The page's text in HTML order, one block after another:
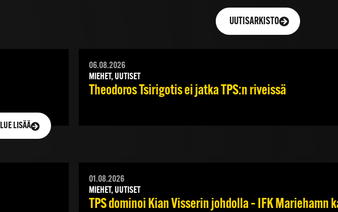
UUTISARKISTO
LUE LISÄÄ
06.08.2026
MIEHET, UUTISET
Theodoros Tsirigotis ei jatka TPS:n riveissä
01.08.2026
MIEHET, UUTISET
TPS dominoi Kian Visserin johdolla – IFK Mariehamn